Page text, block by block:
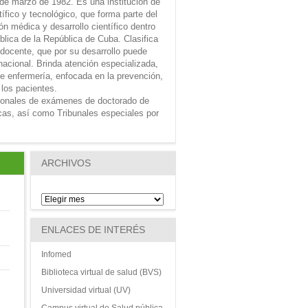
y tecnológico, que forma parte del
médica y desarrollo científico dentro
de la República de Cuba. Clasifica
que por su desarrollo puede
Brinda atención especializada,
enfermería, enfocada en la prevención,
pacientes.
de exámenes de doctorado de
así como Tribunales especiales por
ARCHIVOS
ENLACES DE INTERÉS
Infomed
Biblioteca virtual de salud (BVS)
Universidad virtual (UV)